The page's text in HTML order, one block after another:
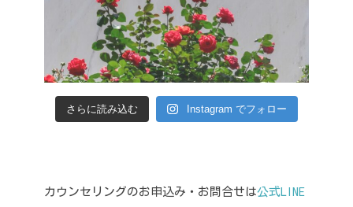
さらに読み込む Instagram でフォロー
カウンセリングのお申込み・お問合せは公式LINE